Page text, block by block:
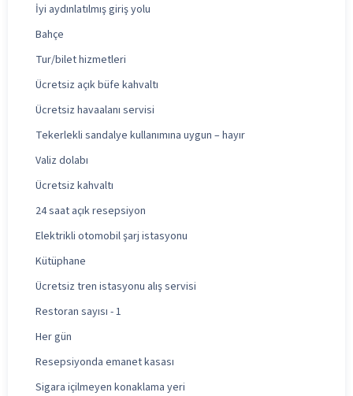
İyi aydınlatılmış giriş yolu
Bahçe
Tur/bilet hizmetleri
Ücretsiz açık büfe kahvaltı
Ücretsiz havaalanı servisi
Tekerlekli sandalye kullanımına uygun – hayır
Valiz dolabı
Ücretsiz kahvaltı
24 saat açık resepsiyon
Elektrikli otomobil şarj istasyonu
Kütüphane
Ücretsiz tren istasyonu alış servisi
Restoran sayısı - 1
Her gün
Resepsiyonda emanet kasası
Sigara içilmeyen konaklama yeri